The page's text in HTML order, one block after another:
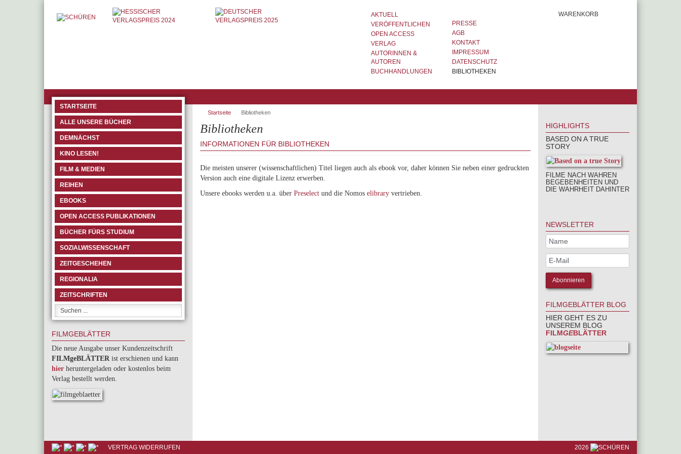
AKTUELL
VERÖFFENTLICHEN
OPEN ACCESS
VERLAG
AUTORINNEN &
AUTOREN
BUCHHANDLUNGEN
PRESSE
AGB
KONTAKT
IMPRESSUM
DATENSCHUTZ
BIBLIOTHEKEN
WARENKORB
STARTSEITE
ALLE UNSERE BÜCHER
DEMNÄCHST
KINO LESEN!
FILM & MEDIEN
REIHEN
EBOOKS
OPEN ACCESS PUBLIKATIONEN
BÜCHER FÜRS STUDIUM
SOZIALWISSENSCHAFT
ZEITGESCHEHEN
REGIONALIA
ZEITSCHRIFTEN
FILMGEBLÄTTER
Die neue Ausgabe unser Kundenzeitschrift
FILMgeBLÄTTER ist erschienen und kann
hier heruntergeladen oder kostenlos beim
Verlag bestellt werden.
Startseite Bibliotheken
Bibliotheken
INFORMATIONEN FÜR BIBLIOTHEKEN
Die meisten unserer (wissenschaftlichen) Titel liegen auch als ebook vor, daher können Sie neben einer gedruckten
Version auch eine digitale Lizenz erwerben.
Unsere ebooks werden u.a. über Preselectund die Nomos elibraryvertrieben.
HIGHLIGHTS
BASED ON A TRUE
STORY
FILME NACH WAHREN
BEGEBENHEITEN UND
DIE WAHRHEIT DAHINTER
NEWSLETTER
FILMGEBLÄTTER BLOG
HIER GEHT ES ZU
UNSEREM BLOG
FILMGEBLÄTTER
VERTRAG WIDERRUFEN 2026